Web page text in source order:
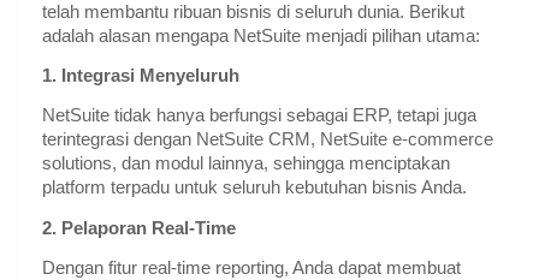
telah membantu ribuan bisnis di seluruh dunia. Berikut
adalah alasan mengapa NetSuite menjadi pilihan utama:
1. Integrasi Menyeluruh
NetSuite tidak hanya berfungsi sebagai ERP, tetapi juga
terintegrasi dengan NetSuite CRM, NetSuite e-commerce
solutions, dan modul lainnya, sehingga menciptakan
platform terpadu untuk seluruh kebutuhan bisnis Anda.
2. Pelaporan Real-Time
Dengan fitur real-time reporting, Anda dapat membuat